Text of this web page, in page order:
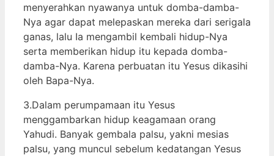
menyerahkan nyawanya untuk domba-damba-
Nya agar dapat melepaskan mereka dari serigala
ganas, lalu Ia mengambil kembali hidup-Nya
serta memberikan hidup itu kepada domba-
damba-Nya. Karena perbuatan itu Yesus dikasihi
oleh Bapa-Nya.
3.Dalam perumpamaan itu Yesus
menggambarkan hidup keagamaan orang
Yahudi. Banyak gembala palsu, yakni mesias
palsu, yang muncul sebelum kedatangan Yesus